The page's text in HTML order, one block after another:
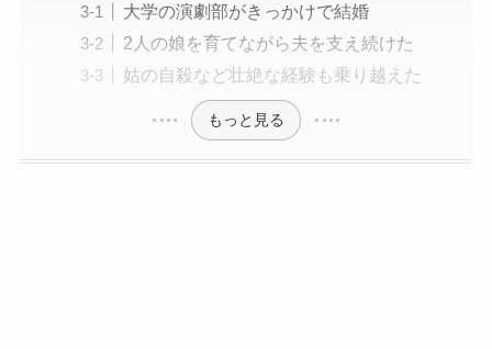
大学の演劇部がきっかけで結婚
2人の娘を育てながら夫を支え続けた
姑の自殺など壮絶な経験も乗り越えた
もっと見る